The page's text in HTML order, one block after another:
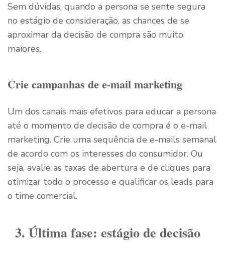
Sem dúvidas, quando a persona se sente segura
no estágio de consideração, as chances de se
aproximar da decisão de compra são muito
maiores.
Crie campanhas de e-mail marketing
Um dos canais mais efetivos para educar a persona
até o momento de decisão de compra é o e-mail
marketing. Crie uma sequência de e-mails semanal
de acordo com os interesses do consumidor. Ou
seja, avalie as taxas de abertura e de cliques para
otimizar todo o processo e qualificar os leads para
o time comercial.
3. Última fase: estágio de decisão